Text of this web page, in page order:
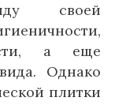
своей
а еще
Однако
плитки